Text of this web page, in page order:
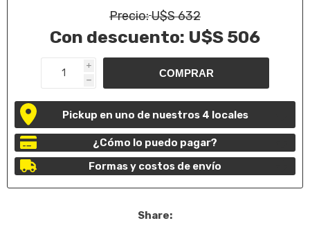
Precio:U$S 632
Con descuento: U$S 506
i
h
Pickup en uno de nuestros 4 locales
¿Cómo lo puedo pagar?
Formas y costos de envío
Share: